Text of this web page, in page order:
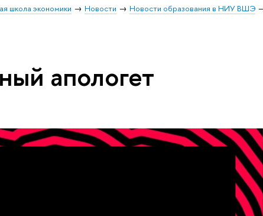
школа экономики Новости Новости образования в НИУ ВШЭ
апологет